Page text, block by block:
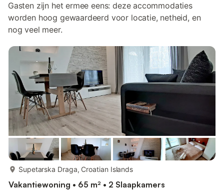
Gasten zijn het ermee eens: deze accommodaties
worden hoog gewaardeerd voor locatie, netheid, en
nog veel meer.
Supetarska Draga, Croatian Islands
Vakantiewoning • 65 m² • 2 Slaapkamers